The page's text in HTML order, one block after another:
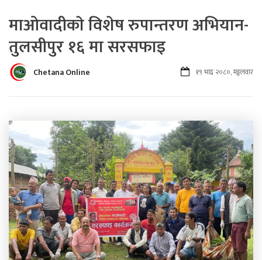
माओवादीकाे विशेष रुपान्तरण अभियान-
तुलसीपुर १६ मा सरसफाइ
Chetana Online १९ भाद्र २०८०, मङ्गलवार